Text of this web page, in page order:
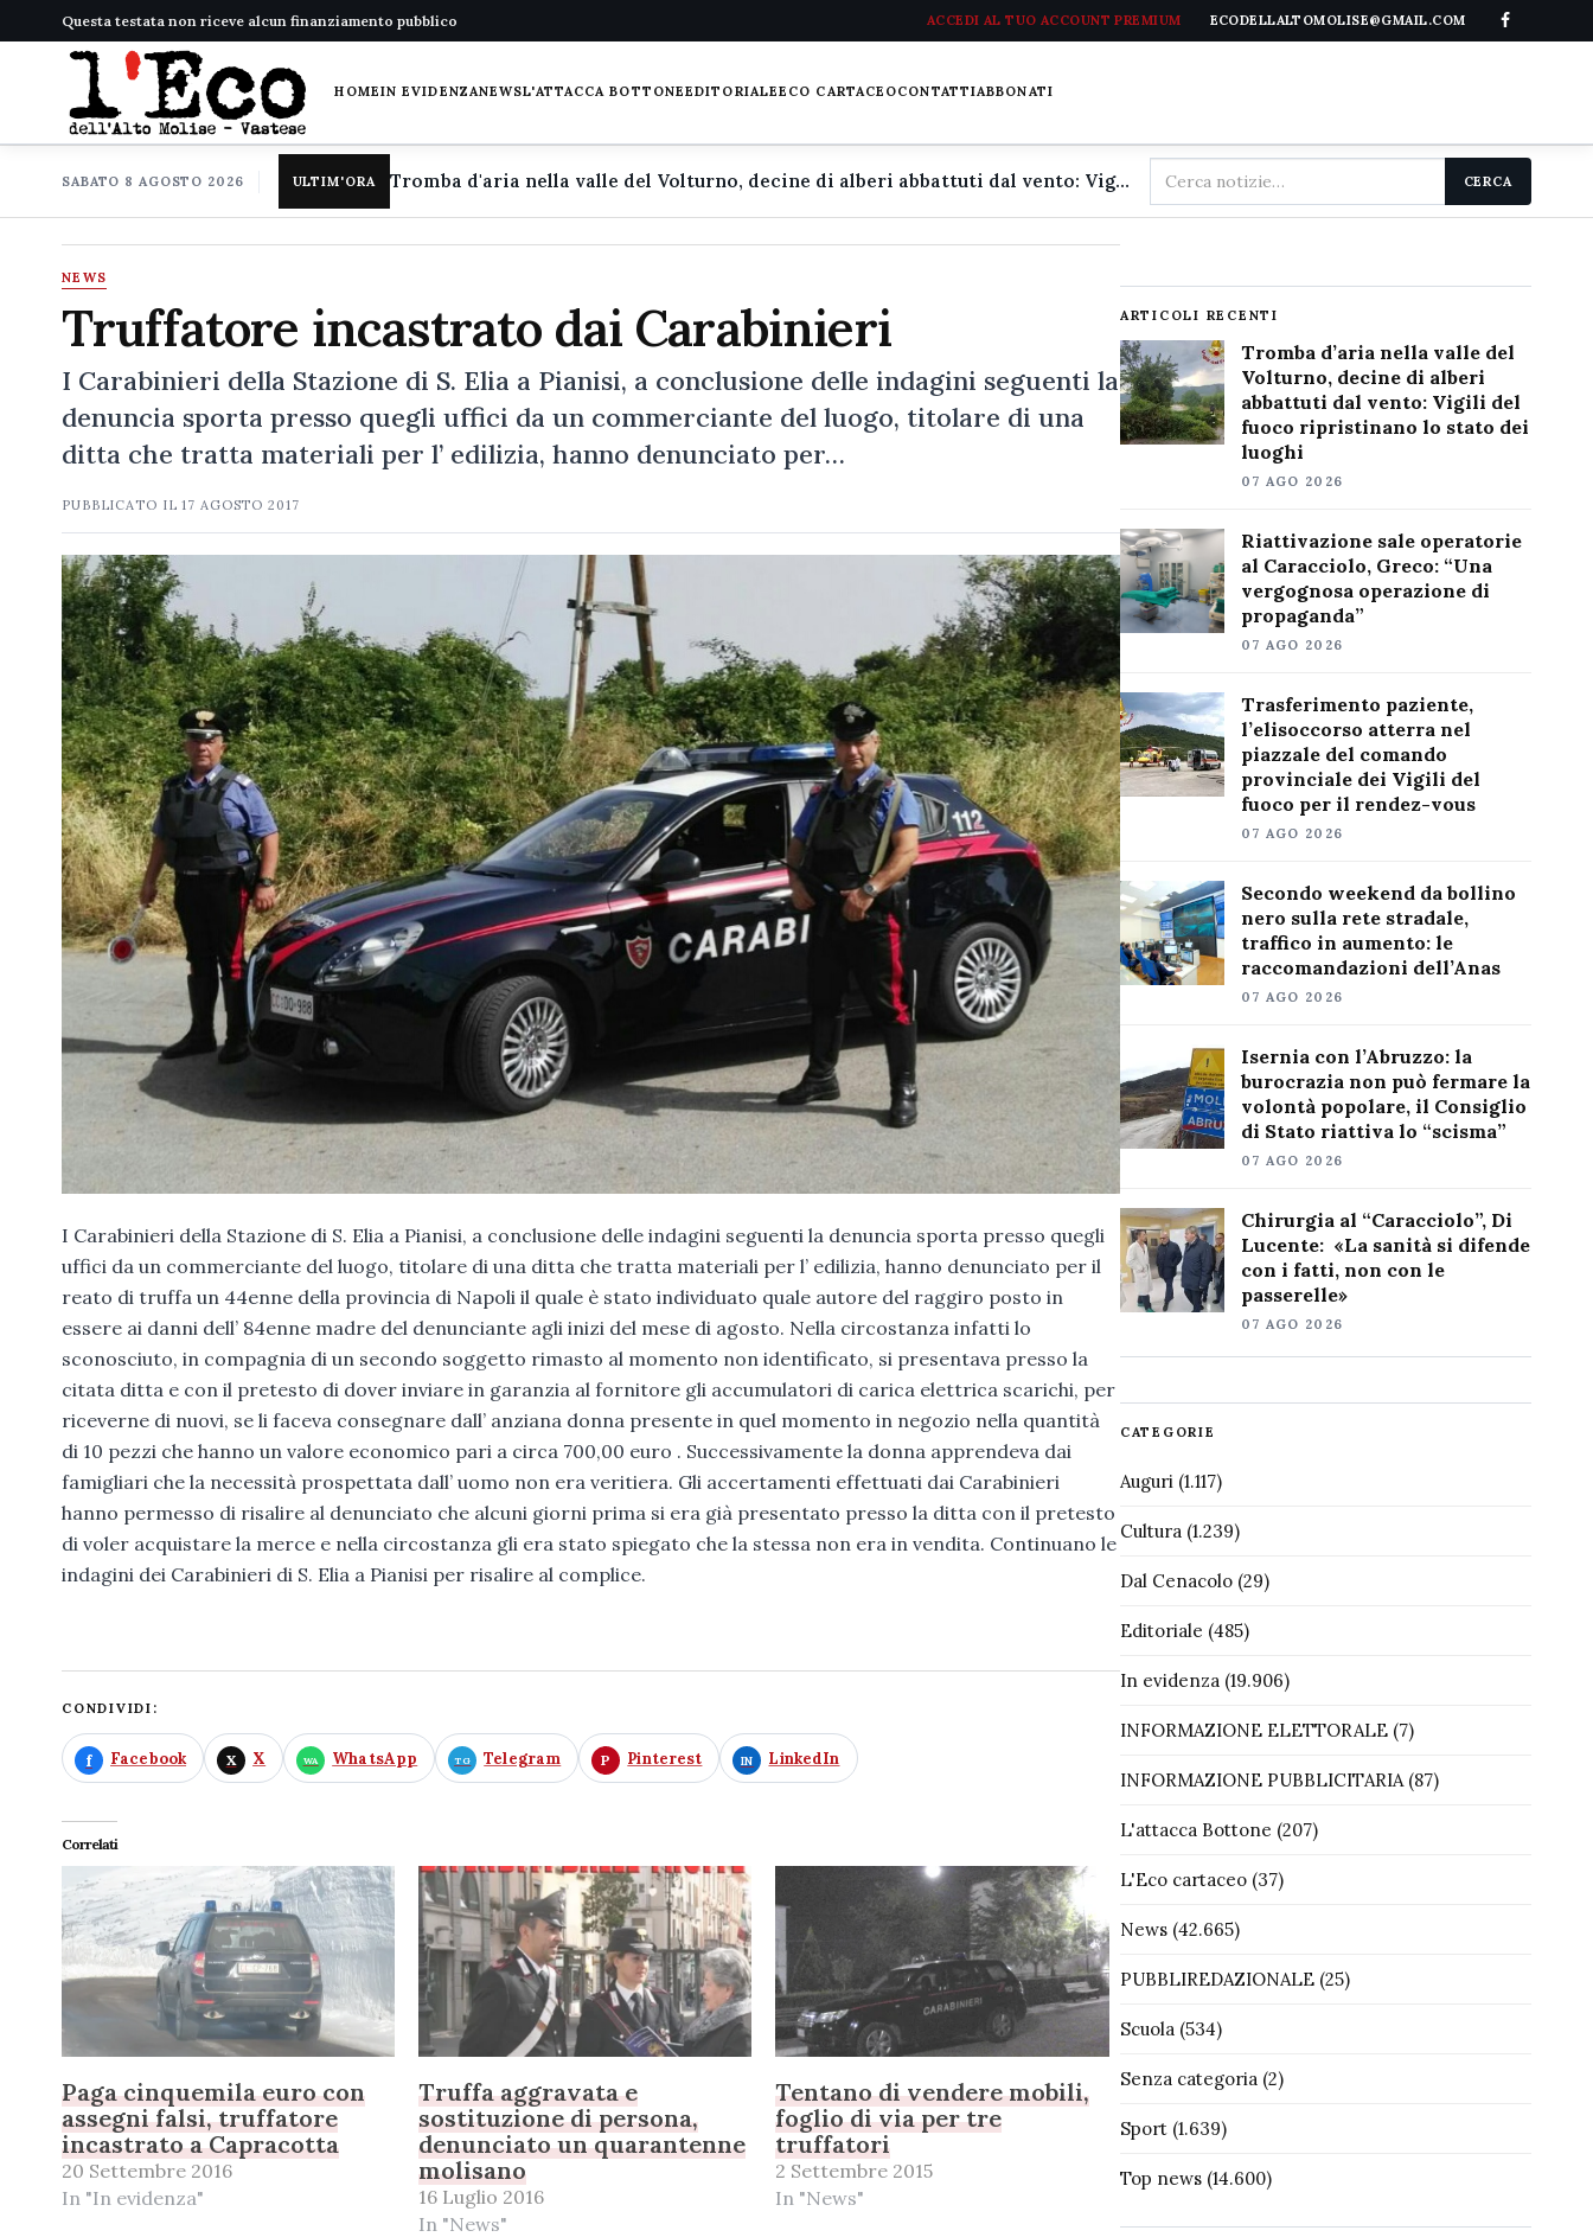
Questa testata non riceve alcun finanziamento pubblico ACCEDI AL TUO ACCOUNT PREMIUM ECODELLALTOMOLISE@GMAIL.COM
HOMEIN EVIDENZANEWSL'ATTACCA BOTTONEEDITORIALEECO CARTACEOCONTATTIABBONATI
SABATO 8 AGOSTO 2026 ULTIM'ORA Tromba d'aria nella valle del Volturno, decine di alberi abbattuti dal vento: Vigili del fuoco ripristinano lo stato dei luoghi
Cerca
nel
CERCA
NEWS
Truffatore incastrato dai Carabinieri
I Carabinieri della Stazione di S. Elia a Pianisi, a conclusione delle indagini seguenti la
denuncia sporta presso quegli uffici da un commerciante del luogo, titolare di una
ditta che tratta materiali per l’ edilizia, hanno denunciato per…
PUBBLICATO IL17 AGOSTO 2017
I Carabinieri della Stazione di S. Elia a Pianisi, a conclusione delle indagini seguenti la denuncia sporta presso quegli
uffici da un commerciante del luogo, titolare di una ditta che tratta materiali per l’ edilizia, hanno denunciato per il
reato di truffa un 44enne della provincia di Napoli il quale è stato individuato quale autore del raggiro posto in
essere ai danni dell’ 84enne madre del denunciante agli inizi del mese di agosto. Nella circostanza infatti lo
sconosciuto, in compagnia di un secondo soggetto rimasto al momento non identificato, si presentava presso la
citata ditta e con il pretesto di dover inviare in garanzia al fornitore gli accumulatori di carica elettrica scarichi, per
riceverne di nuovi, se li faceva consegnare dall’ anziana donna presente in quel momento in negozio nella quantità
di 10 pezzi che hanno un valore economico pari a circa 700,00 euro . Successivamente la donna apprendeva dai
famigliari che la necessità prospettata dall’ uomo non era veritiera. Gli accertamenti effettuati dai Carabinieri
hanno permesso di risalire al denunciato che alcuni giorni prima si era già presentato presso la ditta con il pretesto
di voler acquistare la merce e nella circostanza gli era stato spiegato che la stessa non era in vendita. Continuano le
indagini dei Carabinieri di S. Elia a Pianisi per risalire al complice.
CONDIVIDI:
Facebook X WhatsApp Telegram Pinterest LinkedIn
Correlati
Paga cinquemila euro con
assegni falsi, truffatore
incastrato a Capracotta
20 Settembre 2016
In "In evidenza"
Truffa aggravata e
sostituzione di persona,
denunciato un quarantenne
molisano
16 Luglio 2016
In "News"
Tentano di vendere mobili,
foglio di via per tre
truffatori
2 Settembre 2015
In "News"
ARTICOLI RECENTI
Tromba d’aria nella valle del
Volturno, decine di alberi
abbattuti dal vento: Vigili del
fuoco ripristinano lo stato dei
luoghi
07 AGO 2026
Riattivazione sale operatorie
al Caracciolo, Greco: “Una
vergognosa operazione di
propaganda”
07 AGO 2026
Trasferimento paziente,
l’elisoccorso atterra nel
piazzale del comando
provinciale dei Vigili del
fuoco per il rendez-vous
07 AGO 2026
Secondo weekend da bollino
nero sulla rete stradale,
traffico in aumento: le
raccomandazioni dell’Anas
07 AGO 2026
Isernia con l’Abruzzo: la
burocrazia non può fermare la
volontà popolare, il Consiglio
di Stato riattiva lo “scisma”
07 AGO 2026
Chirurgia al “Caracciolo”, Di
Lucente: «La sanità si difende
con i fatti, non con le
passerelle»
07 AGO 2026
CATEGORIE
Auguri(1.117)
Cultura(1.239)
Dal Cenacolo(29)
Editoriale (485)
In evidenza(19.906)
INFORMAZIONE ELETTORALE(7)
INFORMAZIONE PUBBLICITARIA(87)
L'attacca Bottone (207)
L'Eco cartaceo(37)
News(42.665)
PUBBLIREDAZIONALE(25)
Scuola(534)
Senza categoria(2)
Sport(1.639)
Top news(14.600)